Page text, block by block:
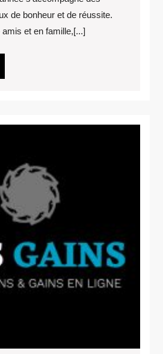
de bonheur et de réussite.
amis et en famille,[...]